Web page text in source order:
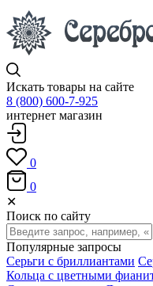
Искать товары на сайте
8 (800) 600-7-925
интернет магазин
0
0
✕
Поиск по сайту
Популярные запросы
Серьги с бриллиантами
Кольца с цветными